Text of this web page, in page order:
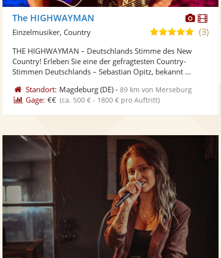
The HIGHWAYMAN
5,0(3)
Einzelmusiker, Country
THE HIGHWAYMAN – Deutschlands Stimme des New
Country! Erleben Sie eine der gefragtesten Country-
Stimmen Deutschlands – Sebastian Opitz, bekannt ...
Standort: Magdeburg (DE) -89 km von Merseburg
Gage: €€ (ca. 500 € - 1800 € pro Auftritt)